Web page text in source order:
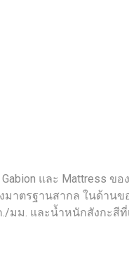
Gabion และ Mattress
าตรฐานสากล ในด้านข
มม. และน้ำหนักสังกะสีที่